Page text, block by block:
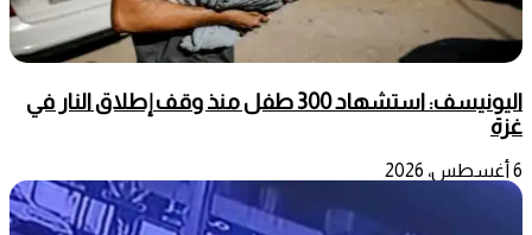
اليونيسف: استشهاد 300 طفل منذ وقف إطلاق النار في
غزة
6 أغسطس، 2026